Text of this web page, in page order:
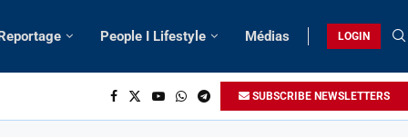
People I Lifestyle Médias LOGIN
SUBSCRIBE NEWSLETTERS